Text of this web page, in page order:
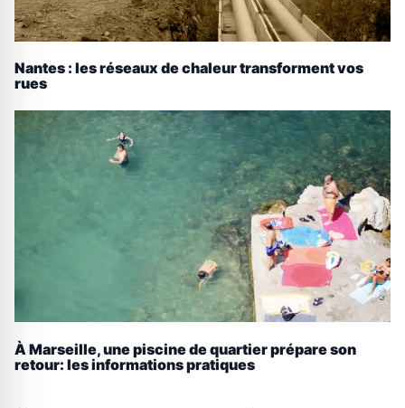
Nantes : les réseaux de chaleur transforment vos
rues
À Marseille, une piscine de quartier prépare son
retour: les informations pratiques